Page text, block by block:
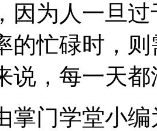
因为人一旦
的忙碌时，
说，每一天
掌门学堂小